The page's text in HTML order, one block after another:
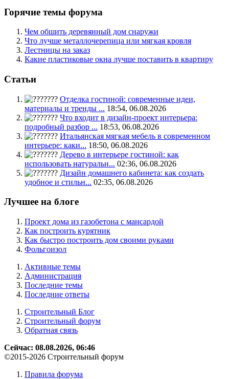
Горячие темы форума
Чем обшить деревянный дом снаружи
Что лучше металлочерепица или мягкая кровля
Лестницы на заказ
Какие пластиковые окна лучше поставить в квартиру
Статьи
Отделка гостиной: современные идеи,
материалы и тренды ... 18:54, 06.08.2026
Что входит в дизайн-проект интерьера:
подробный разбор ... 18:53, 06.08.2026
Итальянская мягкая мебель в современном
интерьере: каки... 18:50, 06.08.2026
Дерево в интерьере гостиной: как
использовать натуральн... 02:36, 06.08.2026
Дизайн домашнего кабинета: как создать
удобное и стильн... 02:35, 06.08.2026
Лучшее на блоге
Проект дома из газобетона с мансардой
Как построить курятник
Как быстро построить дом своими руками
Фольгоизол
Активные темы
Администрация
Последние темы
Последние ответы
Строительный Блог
Строительный форум
Обратная связь
Сейчас: 08.08.2026, 06:46
©2015-2026 Строительный форум
Правила форума